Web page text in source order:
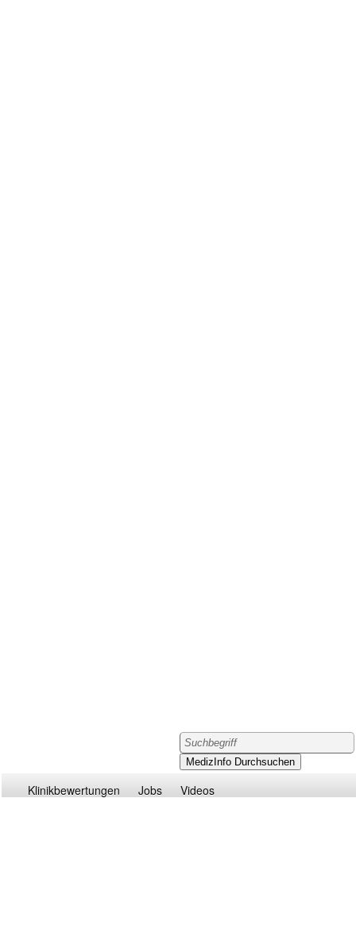
Klinikbewertungen Jobs Videos